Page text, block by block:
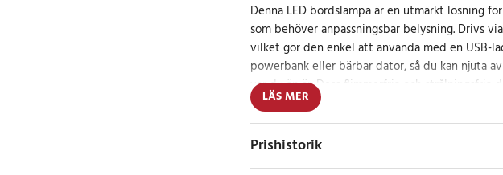
Denna LED bordslampa är en utmärkt lösning
som behöver anpassningsbar belysning. Drivs
vilket gör den enkel att använda med en USB-
powerbank eller bärbar dator, så du kan njuta
var du än är. Dess flimmerfria och strålningsfria
gör den skonsam för ögonen, vilket är idealiskt för
långvarig användning.
LÄS MER
Prishistorik